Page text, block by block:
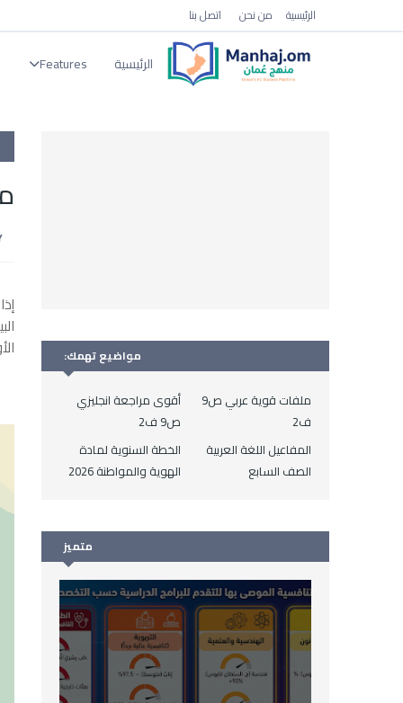
الرئيسية من نحن اتصل بنا
الرئيسية Features
مواضيع تهمك:
أقوى مراجعة انجليزي
ص9 ف2
ملفات قوية عربي ص9
ف2
الخطة السنوية لمادة
الهوية والمواطنة 2026
المفاعيل اللغة العربية
الصف السابع
متميز